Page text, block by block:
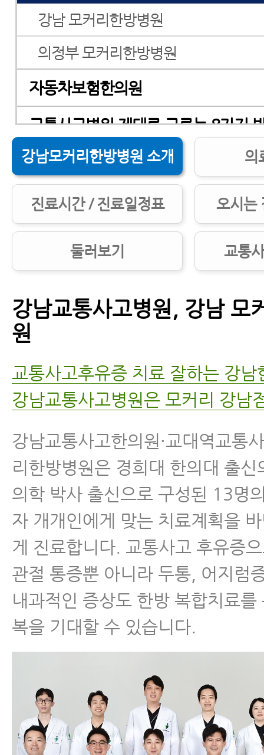
강남 모커리한방병원
의정부 모커리한방병원
자동차보험한의원
교통사고병원 제대로 고르는 8가지
교통사고병원 잘 고르는 7가지 방법
교통사고병원, 첫 병원을 잘 골라야
교통사고한의원 제대로 고르는 5가
교통사고후유증한의원, 교통사고후
교통사고한의원 치료받기 전 꼭 알
교통사고한의원 한방치료의 장점
교통사고병원에서 알려주는 교통사
교통사고 한방치료 (교통사고치료)
교통사고후병원 잘 고르는 법 7가지
교통사고 후 입원 병원 어떻게 고르
자동차사고병원 잘 고르는 법 8가지
강남모커리한방병원 소개 의
진료시간 / 진료일정표 오시는
둘러보기 교통
강남교통사고병원, 강남 모
원
교통사고후유증 치료 잘하는 강남
강남교통사고병원은 모커리 강남
강남교통사고한의원·교대역교통
리한방병원은 경희대 한의대 출신
의학 박사 출신으로 구성된 13명
자 개개인에게 맞는 치료계획을
게 진료합니다. 교통사고 후유증
관절 통증뿐 아니라 두통, 어지럼
내과적인 증상도 한방 복합치료를
복을 기대할 수 있습니다.